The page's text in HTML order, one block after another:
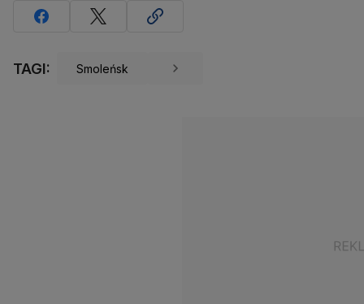
TAGI: Smoleńsk